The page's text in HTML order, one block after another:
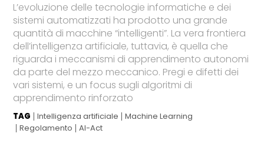
L’evoluzione delle tecnologie informatiche e dei
sistemi automatizzati ha prodotto una grande
quantità di macchine “intelligenti”. La vera frontiera
dell’intelligenza artificiale, tuttavia, è quella che
riguarda i meccanismi di apprendimento autonomi
da parte del mezzo meccanico. Pregi e difetti dei
vari sistemi, e un focus sugli algoritmi di
apprendimento rinforzato
TAG Intelligenza artificiale
Machine Learning
Regolamento
AI-Act